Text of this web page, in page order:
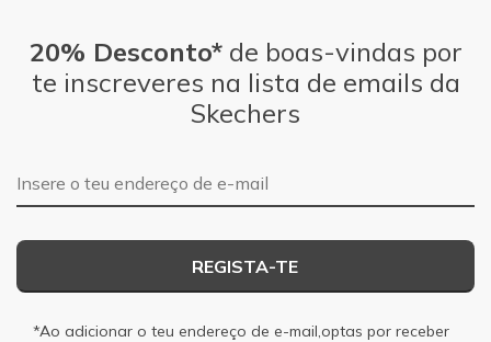
20% Desconto*de boas-vindas por
te inscreveres na lista de emails da
Skechers
Endereço de e-mail
REGISTA-TE
*Ao adicionar o teu endereço de e-mail,optas por receber